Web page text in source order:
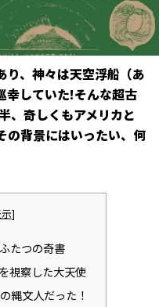
り、神々は天空浮船（あ
幸していた!そんな超古
、奇しくもアメリカと
の背景にはいったい、何
]
たつの奇書
視察した大天使
縄文人だった！